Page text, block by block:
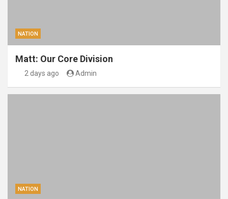
NATION
Matt: Our Core Division
2 days ago Admin
NATION